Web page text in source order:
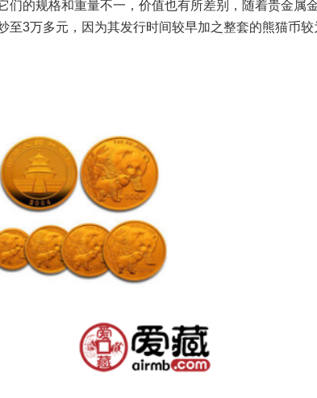
的规格和重量不一，价值也有所差别，随着贵金属
3万多元，因为其发行时间较早加之整套的熊猫币